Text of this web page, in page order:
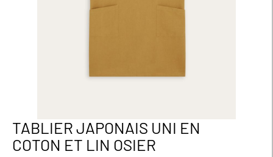
Passer
au
début
TABLIER JAPONAIS UNI EN
COTON ET LIN OSIER